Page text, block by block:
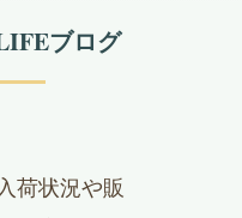
ブログ
荷状況や販